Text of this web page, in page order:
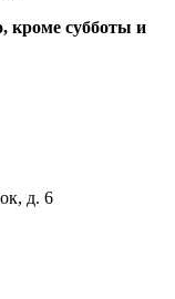
кроме субботы и
д. 6